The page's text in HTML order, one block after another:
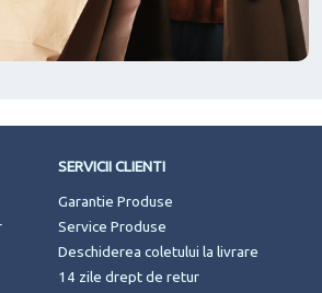
SERVICII CLIENTI
Garantie Produse
Service Produse
Deschiderea coletului la livrare
14 zile drept de retur